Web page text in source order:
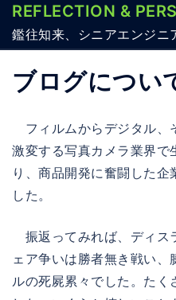
ン
テ
ス
REFLECTION &
鑑往知来、シニアエンジニ
ブログについ
フィルムからデジタル、
激変する写真カメラ業界で
り、商品開発に奮闘した
した。
振返ってみれば、ディス
ェア争いは勝者無き戦い
ルの死屍累々でした。たく